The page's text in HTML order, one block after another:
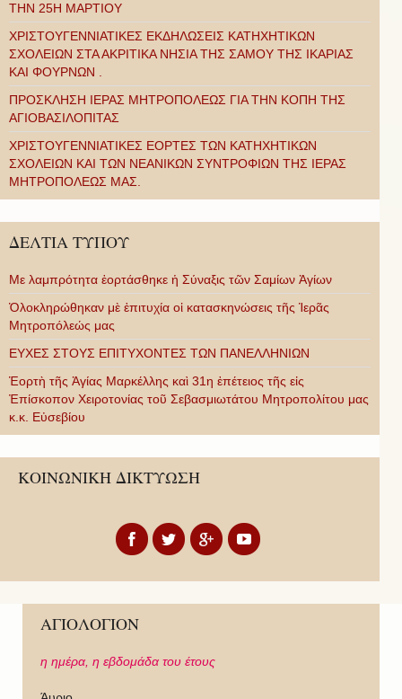
ΤΗΝ 25Η ΜΑΡΤΙΟΥ
ΧΡΙΣΤΟΥΓΕΝΝΙΑΤΙΚΕΣ ΕΚΔΗΛΩΣΕΙΣ ΚΑΤΗΧΗΤΙΚΩΝ
ΣΧΟΛΕΙΩΝ ΣΤΑ ΑΚΡΙΤΙΚΑ ΝΗΣΙΑ ΤΗΣ ΣΑΜΟΥ ΤΗΣ ΙΚΑΡΙΑΣ
ΚΑΙ ΦΟΥΡΝΩΝ .
ΠΡΟΣΚΛΗΣΗ ΙΕΡΑΣ ΜΗΤΡΟΠΟΛΕΩΣ ΓΙΑ ΤΗΝ ΚΟΠΗ ΤΗΣ
ΑΓΙΟΒΑΣΙΛΟΠΙΤΑΣ
ΧΡΙΣΤΟΥΓΕΝΝΙΑΤΙΚΕΣ ΕΟΡΤΕΣ ΤΩΝ ΚΑΤΗΧΗΤΙΚΩΝ
ΣΧΟΛΕΙΩΝ ΚΑΙ ΤΩΝ ΝΕΑΝΙΚΩΝ ΣΥΝΤΡΟΦΙΩΝ ΤΗΣ ΙΕΡΑΣ
ΜΗΤΡΟΠΟΛΕΩΣ ΜΑΣ.
ΔΕΛΤΙΑ ΤΥΠΟΥ
Με λαμπρότητα ἑορτάσθηκε ἡ Σύναξις τῶν Σαμίων Ἁγίων
Ὁλοκληρώθηκαν μὲ ἐπιτυχία οἱ κατασκηνώσεις τῆς Ἱερᾶς
Μητροπόλεώς μας
ΕΥΧΕΣ ΣΤΟΥΣ ΕΠΙΤΥΧΟΝΤΕΣ ΤΩΝ ΠΑΝΕΛΛΗΝΙΩΝ
Ἑορτὴ τῆς Ἁγίας Μαρκέλλης καὶ 31η ἐπέτειος τῆς εἰς
Ἐπίσκοπον Χειροτονίας τοῦ Σεβασμιωτάτου Μητροπολίτου μας
κ.κ. Εὐσεβίου
ΚΟΙΝΩΝΙΚΗ ΔΙΚΤΥΩΣΗ
ΑΓΙΟΛΟΓΙΟΝ
η ημέρα, η εβδομάδα του έτους